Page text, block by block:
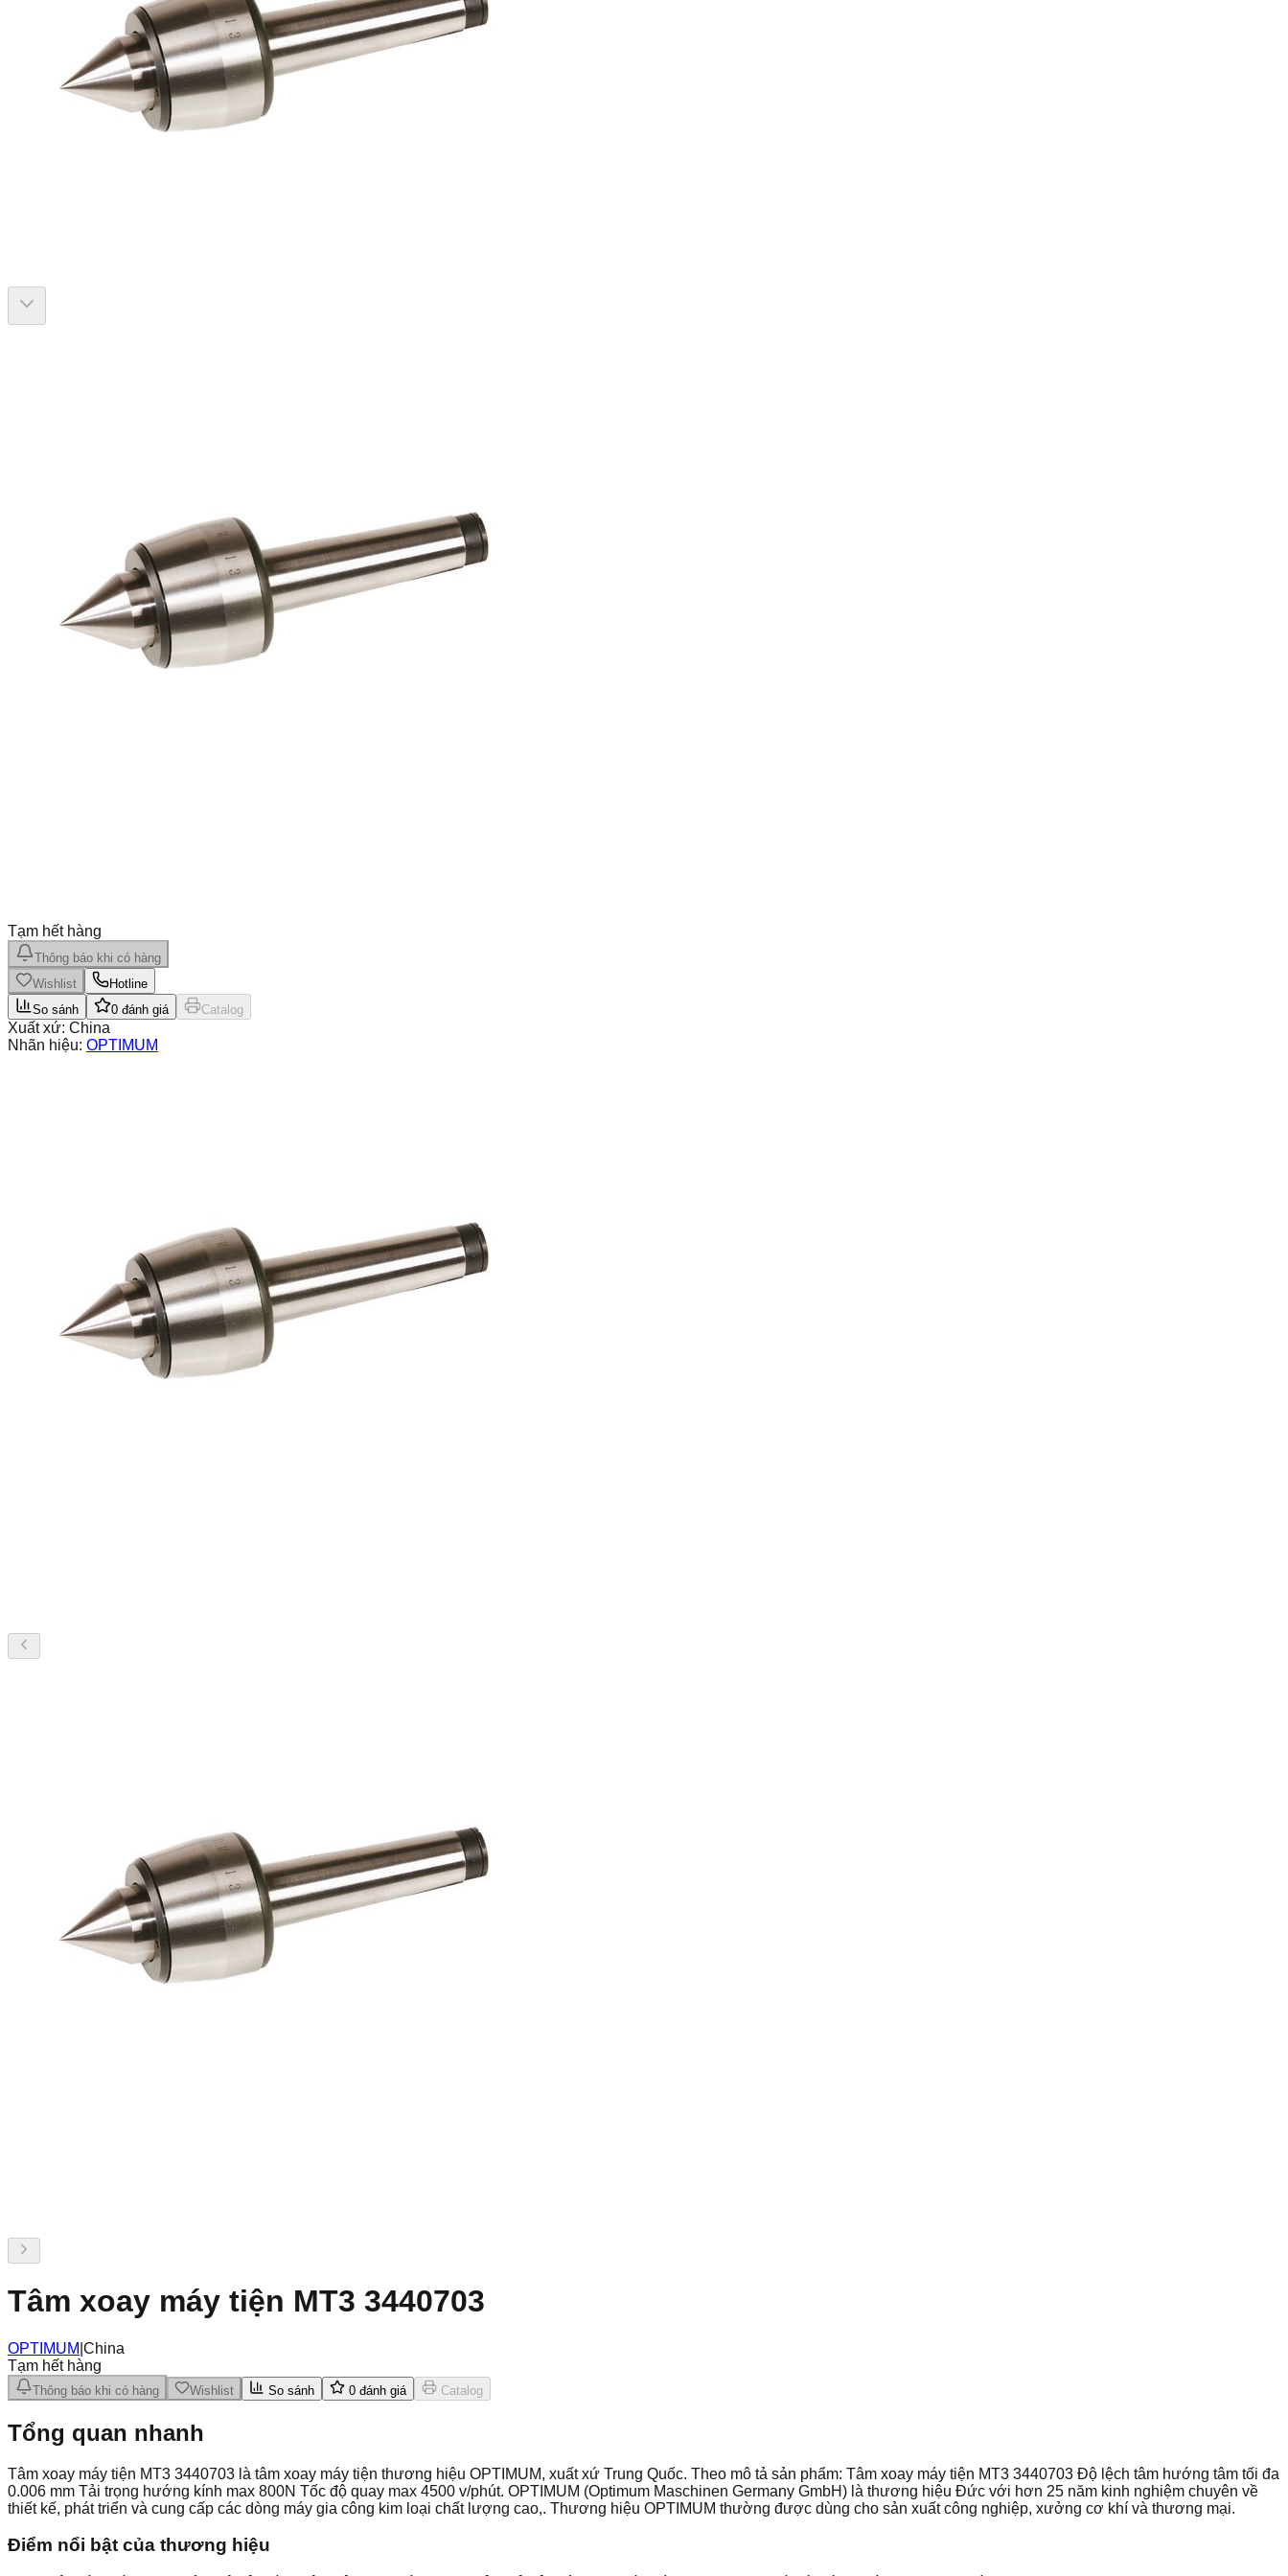
Tạm hết hàng
Thông báo khi có hàng
Wishlist
Hotline
So sánh
0 đánh giá Catalog
Xuất xứ: China
Nhãn hiệu: OPTIMUM
Tâm xoay máy tiện MT3 3440703
OPTIMUM China
Tạm hết hàng
Thông báo khi có hàng Wishlist So sánh 0 đánh giá Catalog
Tổng quan nhanh
Tâm xoay máy tiện MT3 3440703 là tâm xoay máy tiện thương hiệu OPTIMUM, xuất xứ Trung Quốc. Theo mô tả sản phẩm: Tâm xoay máy tiện MT3 3440703 Độ lệch tâm hướng tâm tối đa
0.006 mm Tải trọng hướng kính max 800N Tốc độ quay max 4500 v/phút. OPTIMUM (Optimum Maschinen Germany GmbH) là thương hiệu Đức với hơn 25 năm kinh nghiệm chuyên về
thiết kế, phát triển và cung cấp các dòng máy gia công kim loại chất lượng cao,. Thương hiệu OPTIMUM thường được dùng cho sản xuất công nghiệp, xưởng cơ khí và thương mại.
Điểm nổi bật của thương hiệu